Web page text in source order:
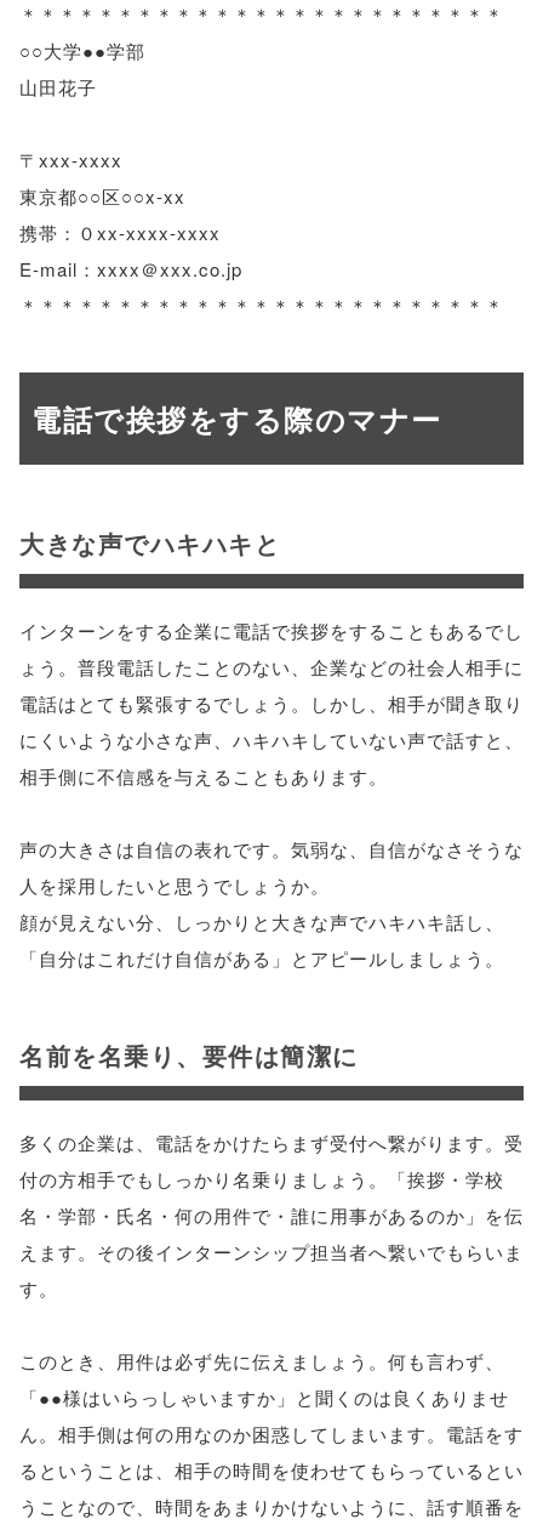
＊＊＊＊＊＊＊＊＊＊＊＊＊＊＊＊＊＊＊＊＊＊＊＊＊
○○大学●●学部
山田花子
〒xxx-xxxx
東京都○○区○○x-xx
携帯：０xx-xxxx-xxxx
E-mail：xxxx＠xxx.co.jp
＊＊＊＊＊＊＊＊＊＊＊＊＊＊＊＊＊＊＊＊＊＊＊＊＊
電話で挨拶をする際のマナー
大きな声でハキハキと
インターンをする企業に電話で挨拶をすることもあるでし
ょう。普段電話したことのない、企業などの社会人相手に
電話はとても緊張するでしょう。しかし、相手が聞き取り
にくいような小さな声、ハキハキしていない声で話すと、
相手側に不信感を与えることもあります。
声の大きさは自信の表れです。気弱な、自信がなさそうな
人を採用したいと思うでしょうか。
顔が見えない分、しっかりと大きな声でハキハキ話し、
「自分はこれだけ自信がある」とアピールしましょう。
名前を名乗り、要件は簡潔に
多くの企業は、電話をかけたらまず受付へ繋がります。受
付の方相手でもしっかり名乗りましょう。「挨拶・学校
名・学部・氏名・何の用件で・誰に用事があるのか」を伝
えます。その後インターンシップ担当者へ繋いでもらいま
す。
このとき、用件は必ず先に伝えましょう。何も言わず、
「●●様はいらっしゃいますか」と聞くのは良くありませ
ん。相手側は何の用なのか困惑してしまいます。電話をす
るということは、相手の時間を使わせてもらっているとい
うことなので、時間をあまりかけないように、話す順番を